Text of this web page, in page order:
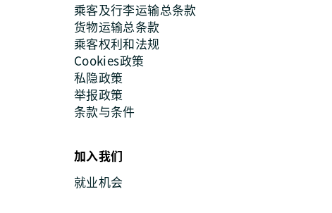
乘客及行李运输总条款
货物运输总条款
乘客权利和法规
Cookies政策
私隐政策
举报政策
条款与条件
加入我们
就业机会